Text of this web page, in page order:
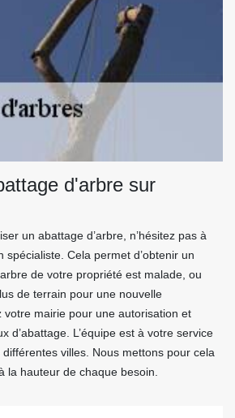
d'arbre sur
un abattage d’arbre, n’hésitez pas à
spécialiste. Cela permet d’obtenir un
de votre propriété est malade, ou
de terrain pour une nouvelle
votre mairie pour une autorisation et
d’abattage. L’équipe est à votre service
villes. Nous mettons pour cela
la hauteur de chaque besoin.